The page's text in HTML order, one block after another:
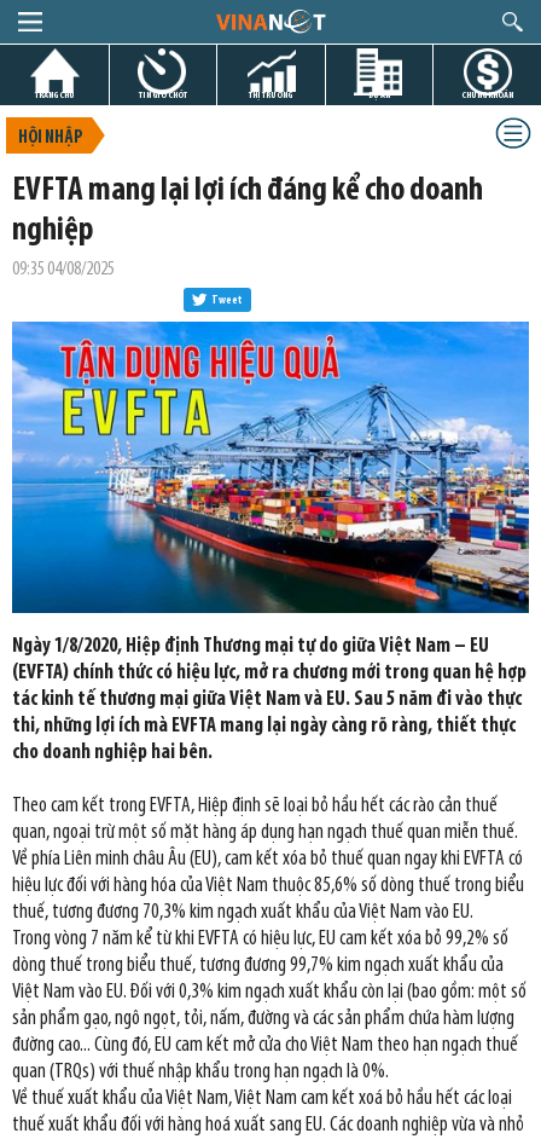
TRANG CHỦ TIN GIỜ CHÓT THỊ TRƯỜNG DỰ ÁN CHỨNG KHOÁN
HỘI NHẬP
EVFTA mang lại lợi ích đáng kể cho doanh
nghiệp
09:35 04/08/2025
Tweet
Ngày 1/8/2020, Hiệp định Thương mại tự do giữa Việt Nam – EU
(EVFTA) chính thức có hiệu lực, mở ra chương mới trong quan hệ hợp
tác kinh tế thương mại giữa Việt Nam và EU. Sau 5 năm đi vào thực
thi, những lợi ích mà EVFTA mang lại ngày càng rõ ràng, thiết thực
cho doanh nghiệp hai bên.
Theo cam kết trong EVFTA, Hiệp định sẽ loại bỏ hầu hết các rào cản thuế
quan, ngoại trừ một số mặt hàng áp dụng hạn ngạch thuế quan miễn thuế.
Về phía Liên minh châu Âu (EU), cam kết xóa bỏ thuế quan ngay khi EVFTA có
hiệu lực đối với hàng hóa của Việt Nam thuộc 85,6% số dòng thuế trong biểu
thuế, tương đương 70,3% kim ngạch xuất khẩu của Việt Nam vào EU.
Trong vòng 7 năm kể từ khi EVFTA có hiệu lực, EU cam kết xóa bỏ 99,2% số
dòng thuế trong biểu thuế, tương đương 99,7% kim ngạch xuất khẩu của
Việt Nam vào EU. Đối với 0,3% kim ngạch xuất khẩu còn lại (bao gồm: một số
sản phẩm gạo, ngô ngọt, tỏi, nấm, đường và các sản phẩm chứa hàm lượng
đường cao... Cùng đó, EU cam kết mở cửa cho Việt Nam theo hạn ngạch thuế
quan (TRQs) với thuế nhập khẩu trong hạn ngạch là 0%.
Về thuế xuất khẩu của Việt Nam, Việt Nam cam kết xoá bỏ hầu hết các loại
thuế xuất khẩu đối với hàng hoá xuất sang EU. Các doanh nghiệp vừa và nhỏ